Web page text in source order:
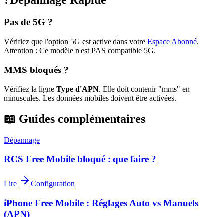
Pas de 5G ?
Vérifiez que l'option 5G est active dans votre Espace Abonné.
Attention : Ce modèle n'est PAS compatible 5G.
MMS bloqués ?
Vérifiez la ligne Type d'APN. Elle doit contenir "mms" en
minuscules. Les données mobiles doivent être activées.
📖 Guides complémentaires
Dépannage
RCS Free Mobile bloqué : que faire ?
Lire Configuration
iPhone Free Mobile : Réglages Auto vs Manuels
(APN)